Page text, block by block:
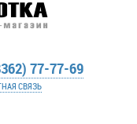
77-77-69
СВЯЗЬ